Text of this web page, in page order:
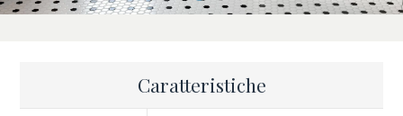
Caratteristiche